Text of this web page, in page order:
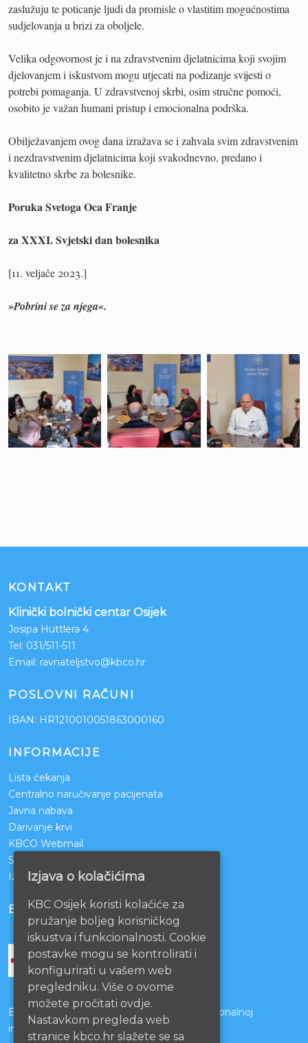
zaslužuju te poticanje ljudi da promisle o vlastitim mogućnostima
sudjelovanja u brizi za oboljele.
Velika odgovornost je i na zdravstvenim djelatnicima koji svojim
djelovanjem i iskustvom mogu utjecati na podizanje svijesti o
potrebi pomaganja. U zdravstvenoj skrbi, osim stručne pomoći,
osobito je važan humani pristup i emocionalna podrška.
Obilježavanjem ovog dana izražava se i zahvala svim zdravstvenim
i nezdravstvenim djelatnicima koji svakodnevno, predano i
kvalitetno skrbe za bolesnike.
Poruka Svetoga Oca Franje
za XXXI. Svjetski dan bolesnika
[11. veljače 2023.]
»Pobrini se za njega«.
KONTAKT
Klinički bolnički centar Osijek
Josipa Huttlera 4
Tel: 031/511-511
Email: ravnateljstvo@kbco.hr
POSLOVNI RAČUNI
IBAN: HR1210010051863000160
INFORMACIJE
Lista čekanja
Centralno naručivanje pacijenata
Javna nabava
Darivanje krvi
KBCO Webmail
Sestrinstvo KBC Osijek
Izjava o pristupačnosti mrežnih stranica
BOLNICE PARTNERI
Bolnice s kojima je potpisan ugovor o funkcionalnoj
integraciji
Izjava o kolačićima
KBC Osijek koristi kolačiće za
pružanje boljeg korisničkog
iskustva i funkcionalnosti. Cookie
postavke mogu se kontrolirati i
konfigurirati u vašem web
pregledniku. Više o ovome
možete pročitati ovdje.
Nastavkom pregleda web
stranice kbco.hr slažete se sa